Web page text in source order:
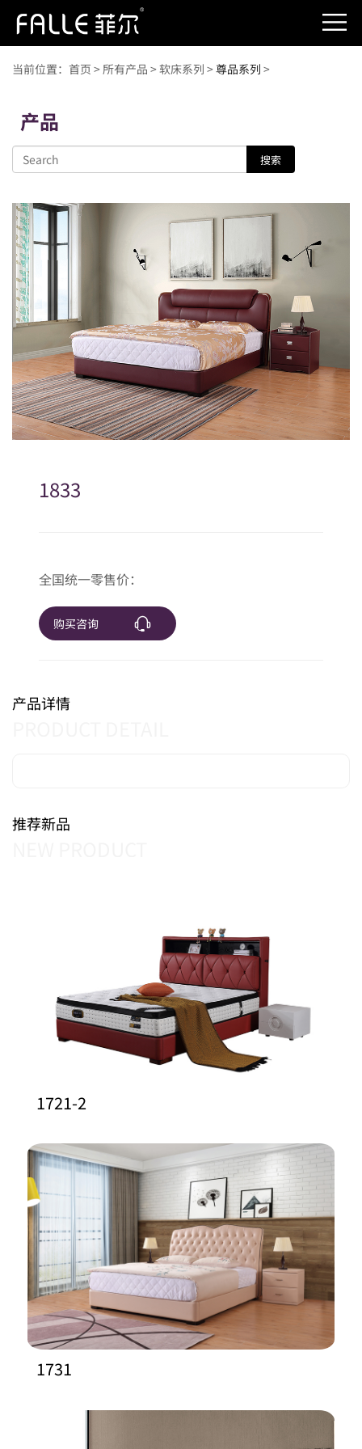
当前位置： 首页 >所有产品 >软床系列 >尊品系列 >
产品
搜索
1833
全国统一零售价：
购买咨询
产品详情
推荐新品
1721-2
1731